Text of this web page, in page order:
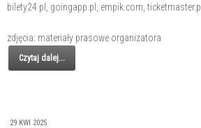
bilety24.pl, goingapp.pl, empik.com,
zdjęcia: materiały prasowe organizatora
Czytaj dalej...
29 KWI 2025